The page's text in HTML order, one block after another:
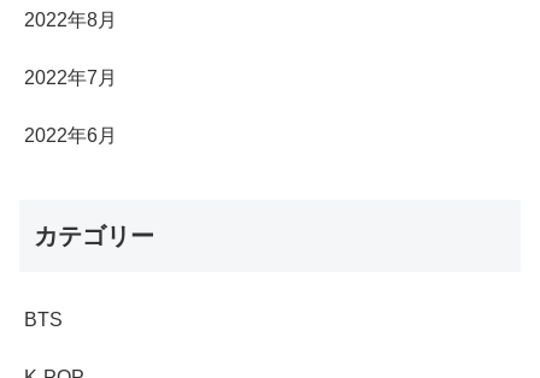
2022年8月
2022年7月
2022年6月
カテゴリー
BTS